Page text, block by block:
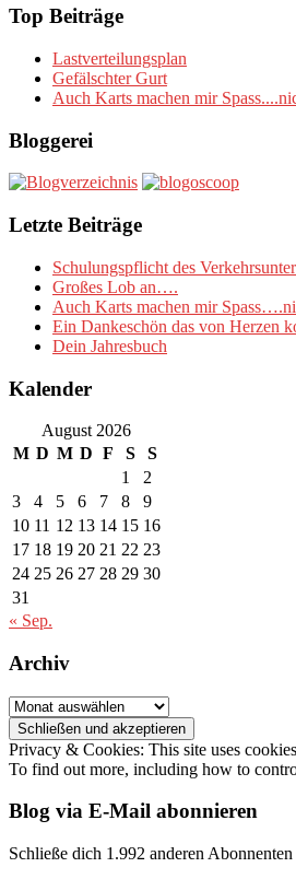
Top Beiträge
Lastverteilungsplan
Gefälschter Gurt
Auch Karts machen mir
Bloggerei
Letzte Beiträge
Schulungspflicht des
Großes Lob an….
Auch Karts machen mir
Ein Dankeschön das von Herzen
Dein Jahresbuch
Kalender
August 2026
M D M D F S
S
1
2
3
4 5 6 7 8
9
10 11 12 13 14 15 16
17 18 19 20 21 22 23
24 25 26 27 28 29 30
31
« Sep.
Archiv
Archiv
Privacy & Cookies: This site uses
To find out more, including how to
Blog via E-Mail abonnieren
Schließe dich 1.992 anderen Abonnenten